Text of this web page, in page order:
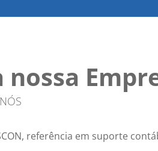
nossa
referência em suporte